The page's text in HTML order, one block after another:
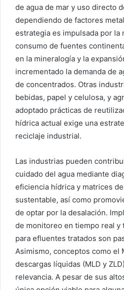
de agua de mar y uso directo
dependiendo de factores
estrategia es impulsada por la
consumo de fuentes
en la mineralogía y la
incrementado la demanda de
de concentrados. Otras
bebidas, papel y celulosa, y
adoptado prácticas de
hídrica actual exige una
reciclaje industrial.
Las industrias pueden
cuidado del agua mediante
eficiencia hídrica y matrices
sustentable, así como
de optar por la desalación.
de monitoreo en tiempo real y
para efluentes tratados son
Asimismo, conceptos como el
descargas líquidas (MLD y
relevancia. A pesar de sus